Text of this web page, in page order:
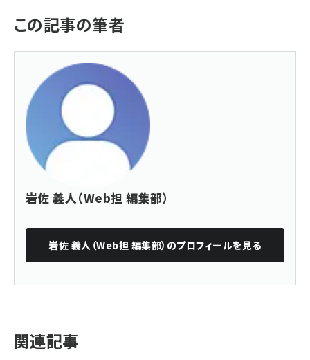
この記事の筆者
岩佐 義人（Web担 編集部）
岩佐 義人（Web担 編集部） のプロフィールを見る
関連記事